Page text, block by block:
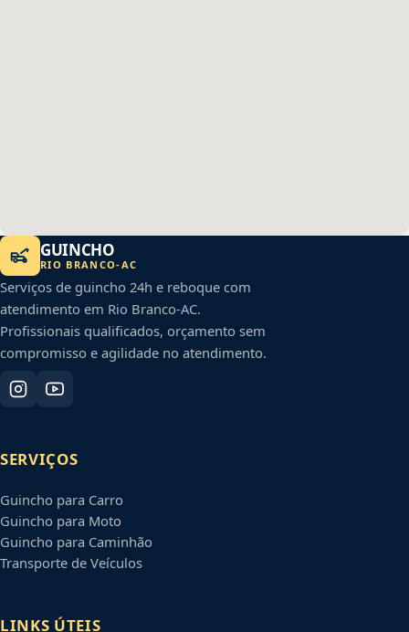
GUINCHO
RIO BRANCO-AC
Serviços de guincho 24h e reboque com
atendimento em Rio Branco-AC.
Profissionais qualificados, orçamento sem
compromisso e agilidade no atendimento.
SERVIÇOS
Guincho para Carro
Guincho para Moto
Guincho para Caminhão
Transporte de Veículos
LINKS ÚTEIS